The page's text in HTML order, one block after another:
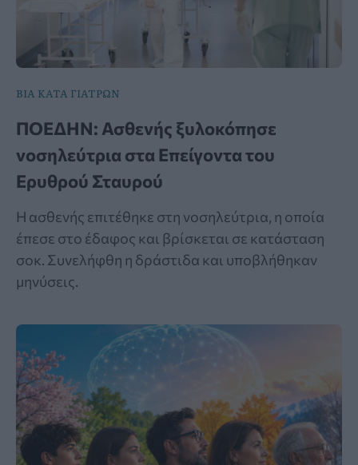
ΒΙΑ ΚΑΤΑ ΓΙΑΤΡΩΝ
ΠΟΕΔΗΝ: Ασθενής ξυλοκόπησε
νοσηλεύτρια στα Επείγοντα του
Ερυθρού Σταυρού
Η ασθενής επιτέθηκε στη νοσηλεύτρια, η οποία
έπεσε στο έδαφος και βρίσκεται σε κατάσταση
σοκ. Συνελήφθη η δράστιδα και υποβλήθηκαν
μηνύσεις.